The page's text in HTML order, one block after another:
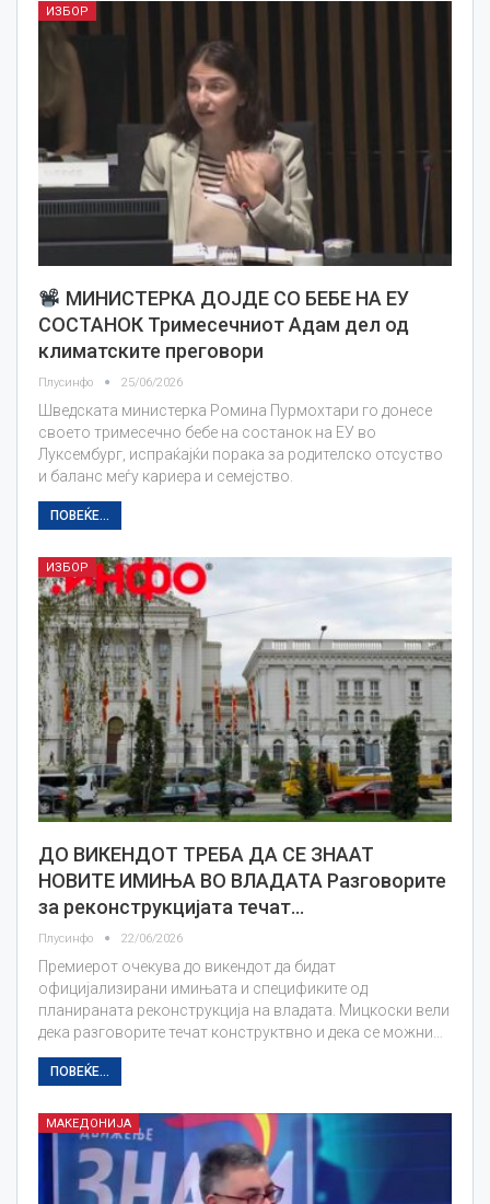
ИЗБОР
МИНИСТЕРКА ДОЈДЕ СО БЕБЕ НА ЕУ
СОСТАНОК Тримесечниот Адам дел од
климатските преговори
Плусинфо 25/06/2026
Шведската министерка Ромина Пурмохтари го донесе
своето тримесечно бебе на состанок на ЕУ во
Луксембург, испраќајќи порака за родителско отсуство
и баланс меѓу кариера и семејство.
ПОВЕЌЕ...
ИЗБОР
ДО ВИКЕНДОТ ТРЕБА ДА СЕ ЗНААТ
НОВИТЕ ИМИЊА ВО ВЛАДАТА Разговорите
за реконструкцијата течат…
Плусинфо 22/06/2026
Премиерот очекува до викендот да бидат
официјализирани имињата и спецификите од
планираната реконструкција на владата. Мицкоски вели
дека разговорите течат конструктвно и дека се можни…
ПОВЕЌЕ...
МАКЕДОНИЈА